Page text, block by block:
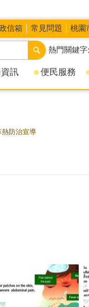
信箱 常見問題 桃園
熱門關鍵字
訊 便民服務
熱防治宣導